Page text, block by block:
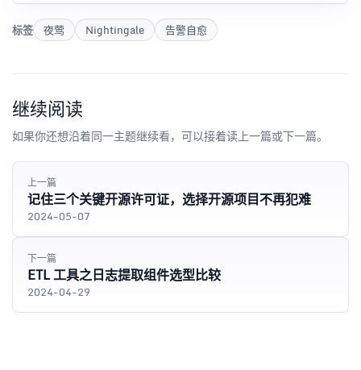
标签 夜莺 Nightingale 告警自愈
继续阅读
如果你还想沿着同一主题继续看，可以接着读上一篇或下一篇。
上一篇
记住三个关键开源许可证，选择开源项目不再犯难
2024-05-07
下一篇
ETL 工具之日志提取组件选型比较
2024-04-29